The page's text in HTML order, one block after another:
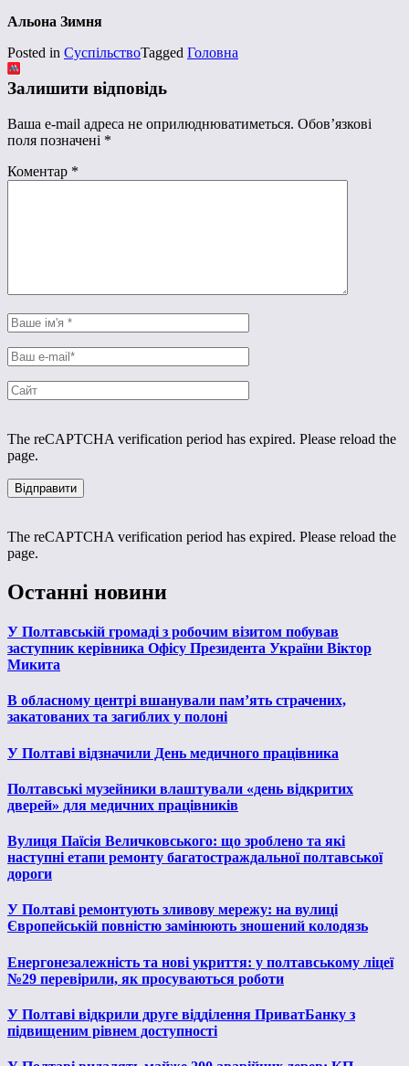
Альона Зимня
Posted in СуспільствоTagged Головна
Залишити відповідь
Ваша e-mail адреса не оприлюднюватиметься. Обов’язкові
поля позначені *
Коментар *
The reCAPTCHA verification period has expired. Please reload the
page.
The reCAPTCHA verification period has expired. Please reload the
page.
Останні новини
У Полтавській громаді з робочим візитом побував
заступник керівника Офісу Президента України Віктор
Микита
В обласному центрі вшанували пам’ять страчених,
закатованих та загиблих у полоні
У Полтаві відзначили День медичного працівника
Полтавські музейники влаштували «день відкритих
дверей» для медичних працівників
Вулиця Паїсія Величковського: що зроблено та які
наступні етапи ремонту багатостраждальної полтавської
дороги
У Полтаві ремонтують зливову мережу: на вулиці
Європейській повністю замінюють зношений колодязь
Енергонезалежність та нові укриття: у полтавському ліцеї
№29 перевірили, як просуваються роботи
У Полтаві відкрили друге відділення ПриватБанку з
підвищеним рівнем доступності